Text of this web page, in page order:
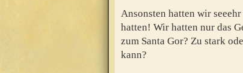
Ansonsten hatten wir
hatten! Wir hatten nur das
zum Santa Gor? Zu stark
kann?